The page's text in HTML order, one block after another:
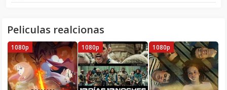
Peliculas realcionas
1080p 1080p 1080p